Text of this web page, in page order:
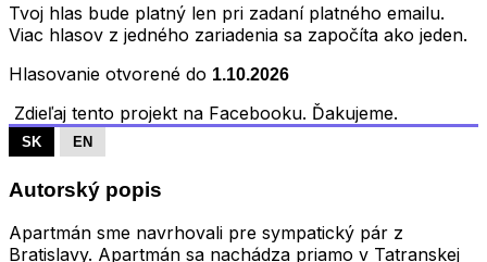
Tvoj hlas bude platný len pri zadaní platného emailu.
Viac hlasov z jedného zariadenia sa započíta ako jeden.
Hlasovanie otvorené do 1.10.2026
Zdieľaj tento projekt na Facebooku. Ďakujeme.
SK EN
Autorský popis
Apartmán sme navrhovali pre sympatický pár z
Bratislavy. Apartmán sa nachádza priamo v Tatranskej